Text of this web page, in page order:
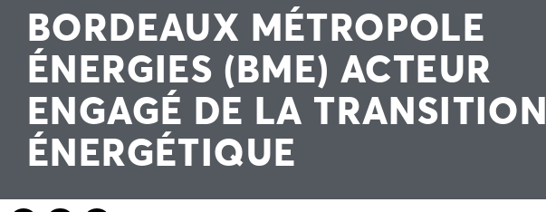
BORDEAUX MÉTROPOLE
ÉNERGIES (BME) ACTEUR
ENGAGÉ DE LA TRANSITION
ÉNERGÉTIQUE